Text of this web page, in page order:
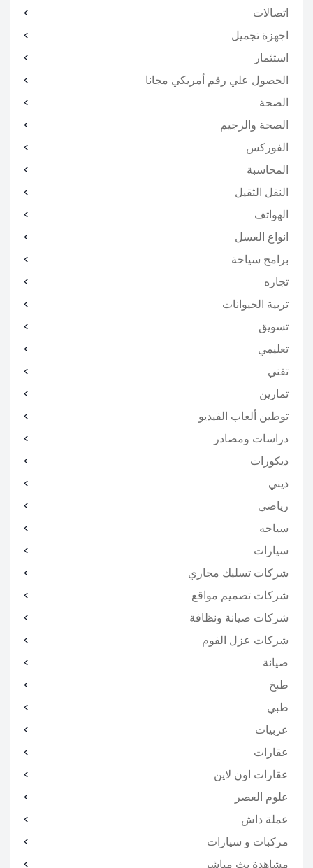
اتصالات
اجهزة تجميل
استثمار
الحصول علي رقم أمريكي مجانا
الصحة
الصحة والرجيم
الفوركس
المحاسبة
النقل الثقيل
الهواتف
انواع العسل
برامج سياحة
تجاره
تربية الحيوانات
تسويق
تعليمي
تقني
تمارين
توطين ألعاب الفيديو
دراسات ومصادر
ديكورات
ديني
رياضي
سياحه
سيارات
شركات تسليك مجاري
شركات تصميم مواقع
شركات صيانة ونظافة
شركات عزل الفوم
صيانة
طبخ
طبي
عربيات
عقارات
عقارات اون لاين
علوم العصر
عملة داش
مركبات و سيارات
مشاهدة بث مباشر